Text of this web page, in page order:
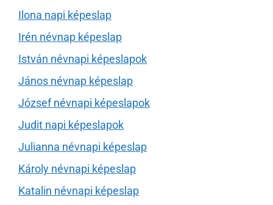
Ilona napi képeslap
Irén névnap képeslap
István névnapi képeslapok
János névnap képeslap
József névnapi képeslapok
Judit napi képeslapok
Julianna névnapi képeslap
Károly névnapi képeslap
Katalin névnapi képeslap